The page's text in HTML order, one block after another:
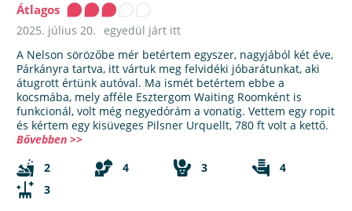
Átlagos
2025. július 20.
egyedül járt itt
A Nelson sörözőbe mér betértem egyszer, nagyjából két éve,
Párkányra tartva, itt vártuk meg felvidéki jóbarátunkat, aki
átugrott értünk autóval. Ma ismét betértem ebbe a
kocsmába, mely afféle Esztergom Waiting Roomként is
funkcionál, volt még negyedórám a vonatig. Vettem egy ropit
és kértem egy kisüveges Pilsner Urquellt, 780 ft volt a kettő.
Bővebben >>
2
4 3
4
3